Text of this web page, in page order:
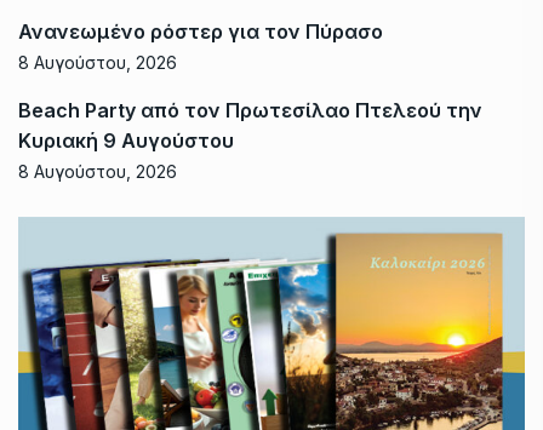
Ανανεωμένο ρόστερ για τον Πύρασο
8 Αυγούστου, 2026
Beach Party από τον Πρωτεσίλαο Πτελεού την
Κυριακή 9 Αυγούστου
8 Αυγούστου, 2026